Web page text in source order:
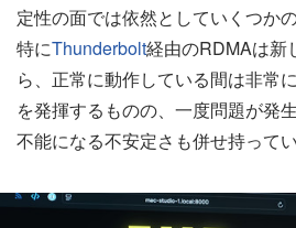
定性の面では依然としていくつか
特にThunderbolt経由のRDMAは新
ら、正常に動作している間は非常
を発揮するものの、一度問題が発
不能になる不安定さも併せ持ってい